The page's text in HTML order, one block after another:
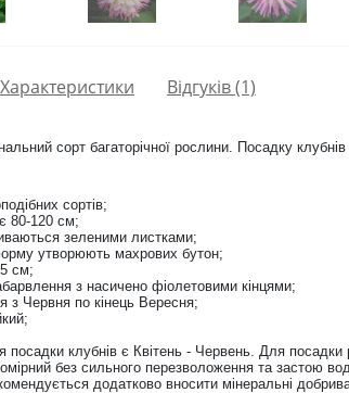
Характеристики Відгуків (1)
сорт багаторічної рослини. Посадку
сортів;
80-120 см;
зеленими листками;
утворюють махрових бутон;
см;
з насичено фіолетовими кінцями;
з Червня по кінець Вересня;
клубнів є Квітень - Червень. Для посадки
без сильного перезволоження та застою
додатково вносити мінеральні